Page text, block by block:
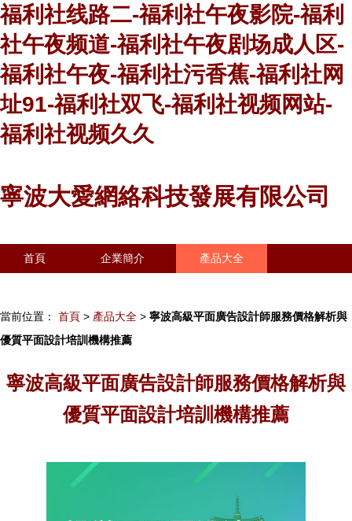
福利社线路二-福利社午夜影院-福利
社午夜频道-福利社午夜剧场成人区-
福利社午夜-福利社污香蕉-福利社网
址91-福利社双飞-福利社视频网站-
福利社视频久久
寧波大愛網絡科技發展有限公司
首頁 企業簡介 產品大全
當前位置： 首頁 > 產品大全 > 寧波高級平面廣告設計師服務價格解析與
優質平面設計培訓機構推薦
寧波高級平面廣告設計師服務價格解析與
優質平面設計培訓機構推薦